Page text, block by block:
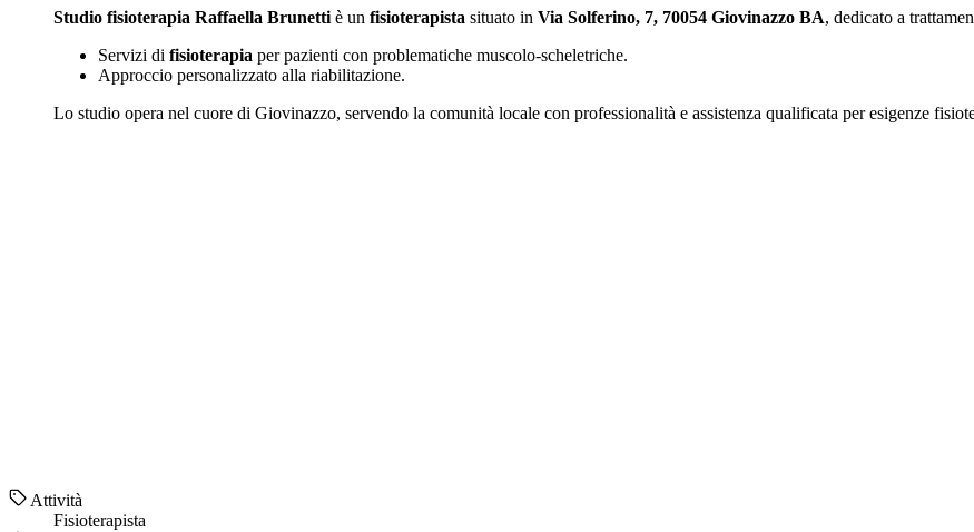
Studio fisioterapia Raffaella Brunetti è un fisioterapista situato in Via Solferino, 7, 70054 Giovinazzo BA, dedicato a
Servizi di fisioterapia per pazienti con problematiche muscolo-scheletriche.
Approccio personalizzato alla riabilitazione.
Lo studio opera nel cuore di Giovinazzo, servendo la comunità locale con professionalità e assistenza qualificata per esigenze
Attività
Fisioterapista